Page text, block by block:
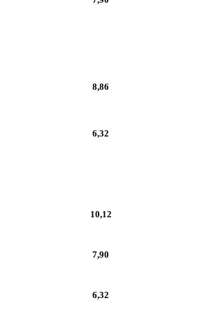
8,86
6,32
10,12
7,90
6,32